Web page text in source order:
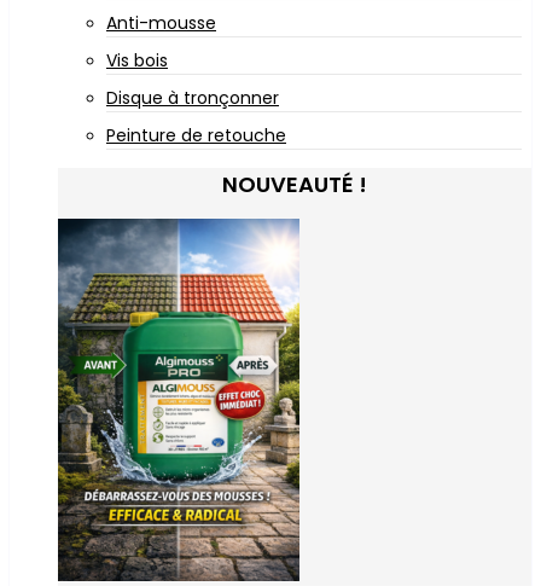
Anti-mousse
Vis bois
Disque à tronçonner
Peinture de retouche
NOUVEAUTÉ !